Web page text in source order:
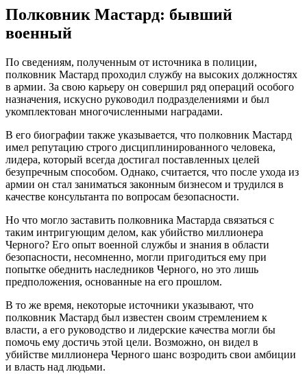
Полковник Мастард: бывший
военный
По сведениям, полученным от источника в полиции,
полковник Мастард проходил службу на высоких должностях
в армии. За свою карьеру он совершил ряд операций особого
назначения, искусно руководил подразделениями и был
укомплектован многочисленными наградами.
В его биографии также указывается, что полковник Мастард
имел репутацию строго дисциплинированного человека,
лидера, который всегда достигал поставленных целей
безупречным способом. Однако, считается, что после ухода из
армии он стал заниматься законным бизнесом и трудился в
качестве консультанта по вопросам безопасности.
Но что могло заставить полковника Мастарда связаться с
таким интригующим делом, как убийство миллионера
Черного? Его опыт военной службы и знания в области
безопасности, несомненно, могли пригодиться ему при
попытке обеднить наследников Черного, но это лишь
предположения, основанные на его прошлом.
В то же время, некоторые источники указывают, что
полковник Мастард был известен своим стремлением к
власти, а его руководство и лидерские качества могли бы
помочь ему достичь этой цели. Возможно, он видел в
убийстве миллионера Черного шанс возродить свои амбиции
и власть над людьми.